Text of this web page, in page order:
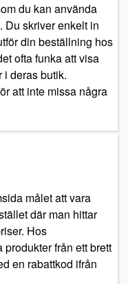
du kan använda
Du skriver enkelt in
din beställning hos
ofta funka att visa
i deras butik.
att inte missa några
målet att vara
där man hittar
Hos
från ett brett
en rabattkod ifrån